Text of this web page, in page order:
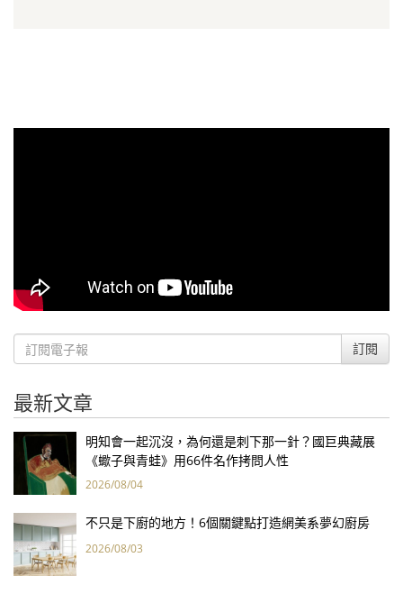
訂閱
最新文章
明知會一起沉沒，為何還是刺下那一針？國巨典藏展
《蠍子與青蛙》用66件名作拷問人性
2026/08/04
不只是下廚的地方！6個關鍵點打造網美系夢幻廚房
2026/08/03